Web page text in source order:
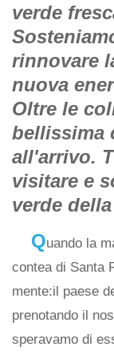
verde
rinnovare
nuova
Oltre le
bellissima
all'arrivo.
visitare e
verde
Quando la
contea di Santa
mente:il paese
prenotando il
speravamo di